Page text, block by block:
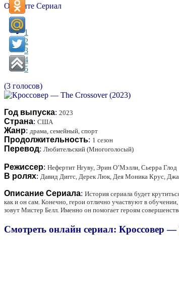
Оцените Сериал
1
2
3
4
5
(3 голосов)
Год выпуска: 2023
Страна: США
Жанр: драма, семейный, спорт
Продолжительность: 1 сезон
Перевод: Любительский (Многоголосый)
Режиссер: Нефертит Нгуву, Эрин О’Мэлли, Сьерра Глод
В ролях: Давид Диггс, Дерек Люк, Дея Моника Крус,
Описание Сериала: История сериала будет
как и он сам. Конечно, герои отлично участвуют в
зовут Мистер Белл. Именно он помогает героям
Смотреть онлайн сериал: Кроссовер —